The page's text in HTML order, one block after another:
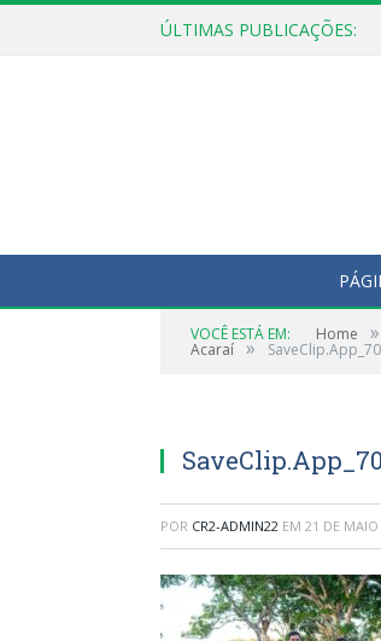
ÚLTIMAS PUBLICAÇÕES:
VOCÊ ESTÁ EM: Home »
Acaraí »
POR CR2-ADMIN22 EM 21 DE